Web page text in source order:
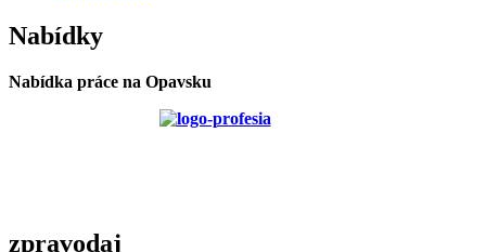
Nabídky
Nabídka práce na Opavsku
zpravodaj